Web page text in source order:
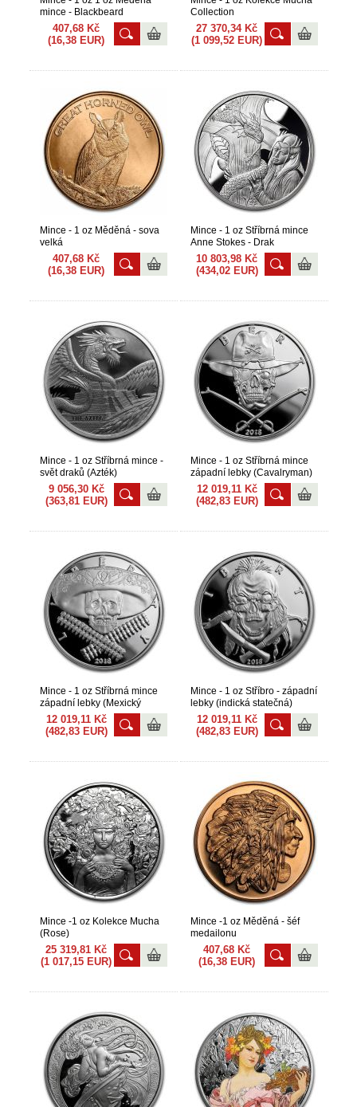
mince - Blackbeard
407,68 Kč
(16,38 EUR)
Collection
27 370,34 Kč
(1 099,52 EUR)
Mince - 1 oz Měděná - sova
velká
407,68 Kč
(16,38 EUR)
Mince - 1 oz Stříbrná mince
Anne Stokes - Drak
10 803,98 Kč
(434,02 EUR)
Mince - 1 oz Stříbrná mince -
svět draků (Azték)
9 056,30 Kč
(363,81 EUR)
Mince - 1 oz Stříbrná mince
západní lebky (Cavalryman)
2018
12 019,11 Kč
(482,83 EUR)
Mince - 1 oz Stříbrná mince
západní lebky (Mexický
bandita) 2018
12 019,11 Kč
(482,83 EUR)
Mince - 1 oz Stříbro - západní
lebky (indická statečná)
12 019,11 Kč
(482,83 EUR)
Mince -1 oz Kolekce Mucha
(Rose)
25 319,81 Kč
(1 017,15 EUR)
Mince -1 oz Měděná - šéf
medailonu
407,68 Kč
(16,38 EUR)